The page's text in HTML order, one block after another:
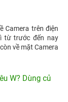
Camera trên điện
từ trước đến nay
về mặt Camera
W? Dùng củ